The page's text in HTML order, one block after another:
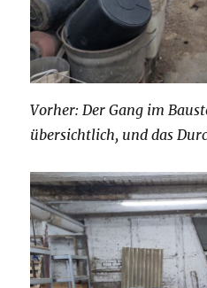
Vorher: Der Gang im
übersichtlich, und das